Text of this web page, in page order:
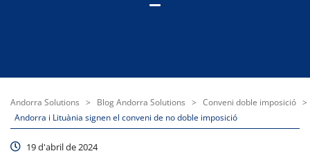
Andorra Solutions > Blog Andorra Solutions > Conveni doble imposició >
Andorra i Lituània signen el conveni de no doble imposició
19 d'abril de 2024